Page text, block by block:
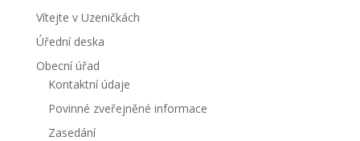
Vítejte v Uzeničkách
Úřední deska
Obecní úřad
Kontaktní údaje
Povinné zveřejněné informace
Zasedání